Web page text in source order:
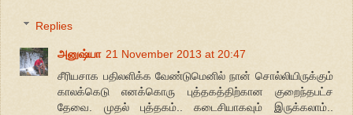
Replies
அனுஷ்யா 21 November 2013 at 20:47
சீரியசாக பதிலளிக்க வேண்டுமெனில் நான் சொல்லியிருக்கும்
காலக்கெடு எனக்கொரு புத்தகத்திற்கான குறைந்தபட்ச
தேவை. முதல் புத்தகம்.. கடைசியாகவும் இருக்கலாம்..